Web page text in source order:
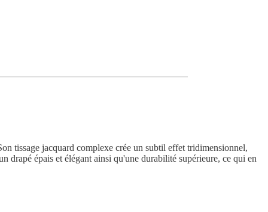
tissage jacquard complexe crée un subtil effet tridimensionnel,
drapé épais et élégant ainsi qu'une durabilité supérieure, ce qui en